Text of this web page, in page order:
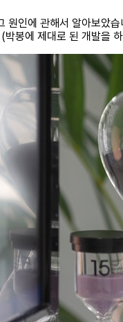
원인에 관해서 알아보았
봉에 제대로 된 개발을